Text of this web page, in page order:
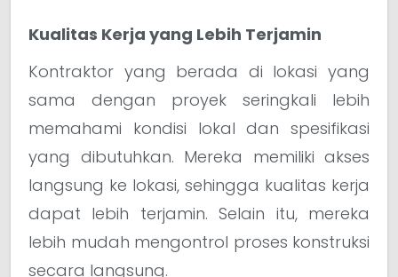
Kualitas Kerja yang Lebih Terjamin
Kontraktor yang berada di lokasi yang
sama dengan proyek seringkali lebih
memahami kondisi lokal dan spesifikasi
yang dibutuhkan. Mereka memiliki akses
langsung ke lokasi, sehingga kualitas kerja
dapat lebih terjamin. Selain itu, mereka
lebih mudah mengontrol proses konstruksi
secara langsung.